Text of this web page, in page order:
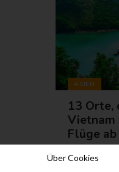
ASIEN
13 Orte,
Flüge
Über Cookies